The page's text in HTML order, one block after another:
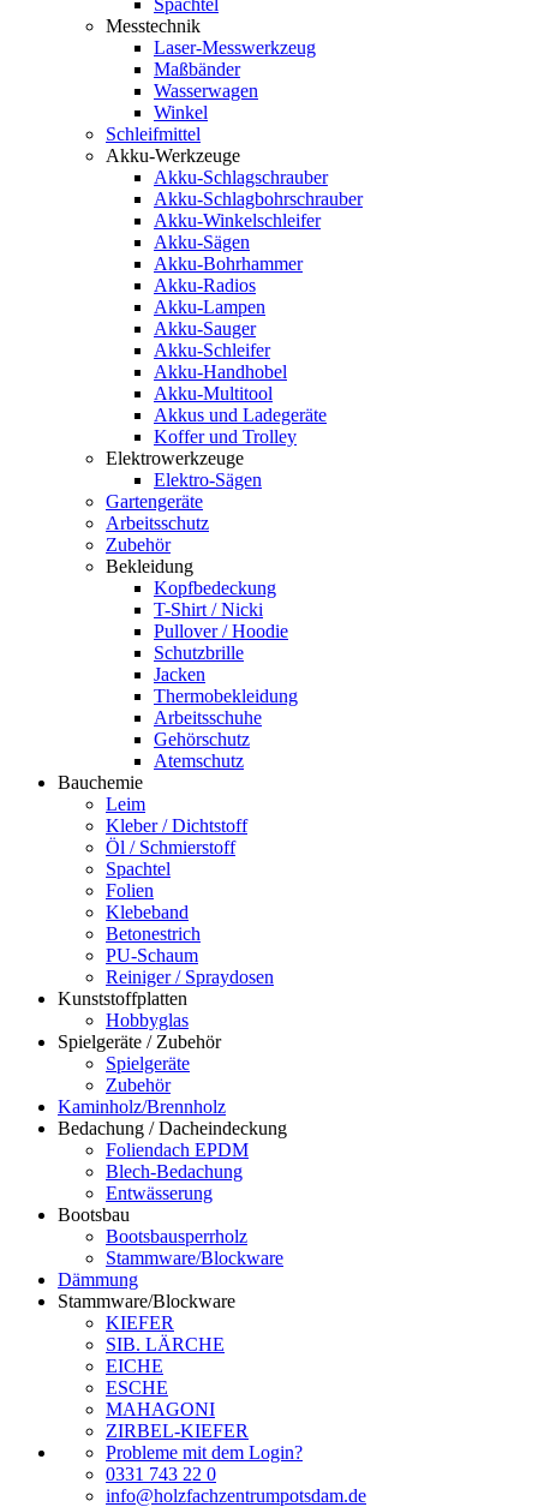
Spachtel
Messtechnik
Laser-Messwerkzeug
Maßbänder
Wasserwagen
Winkel
Schleifmittel
Akku-Werkzeuge
Akku-Schlagschrauber
Akku-Schlagbohrschrauber
Akku-Winkelschleifer
Akku-Sägen
Akku-Bohrhammer
Akku-Radios
Akku-Lampen
Akku-Sauger
Akku-Schleifer
Akku-Handhobel
Akku-Multitool
Akkus und Ladegeräte
Koffer und Trolley
Elektrowerkzeuge
Elektro-Sägen
Gartengeräte
Arbeitsschutz
Zubehör
Bekleidung
Kopfbedeckung
T-Shirt / Nicki
Pullover / Hoodie
Schutzbrille
Jacken
Thermobekleidung
Arbeitsschuhe
Gehörschutz
Atemschutz
Bauchemie
Leim
Kleber / Dichtstoff
Öl / Schmierstoff
Spachtel
Folien
Klebeband
Betonestrich
PU-Schaum
Reiniger / Spraydosen
Kunststoffplatten
Hobbyglas
Spielgeräte / Zubehör
Spielgeräte
Zubehör
Kaminholz/Brennholz
Bedachung / Dacheindeckung
Foliendach EPDM
Blech-Bedachung
Entwässerung
Bootsbau
Bootsbausperrholz
Stammware/Blockware
Dämmung
Stammware/Blockware
KIEFER
SIB. LÄRCHE
EICHE
ESCHE
MAHAGONI
ZIRBEL-KIEFER
Probleme mit dem Login?
0331 743 22 0
info@holzfachzentrumpotsdam.de